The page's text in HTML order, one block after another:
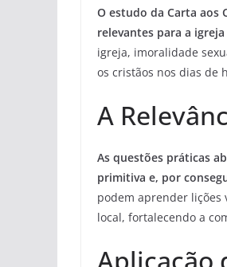
O estudo da Carta aos
relevantes para a
igreja, imoralidade
os cristãos nos dias de
A
As questões práticas
primitiva e, por
podem aprender lições
local, fortalecendo a